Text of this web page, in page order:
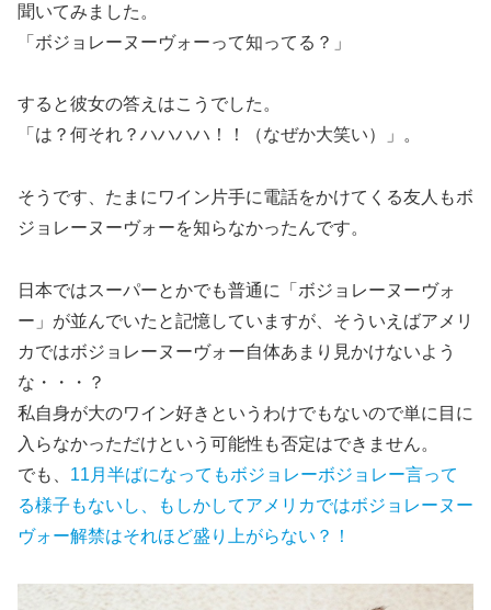
聞いてみました。
「ボジョレーヌーヴォーって知ってる？」
すると彼女の答えはこうでした。
「は？何それ？ハハハハ！！（なぜか大笑い）」。
そうです、 たまにワイン片手に電話をかけてくる友人もボ
ジョレーヌーヴォーを知らなかった んです。
日本ではスーパーとかでも普通に「ボジョレーヌーヴォ
ー」が並んでいたと記憶していますが、そういえばアメリ
カではボジョレーヌーヴォー自体あまり見かけないよう
な・・・？
私自身が大のワイン好きというわけでもないので単に目に
入らなかっただけという可能性も否定はできません。
でも、 11月半ばになってもボジョレーボジョレー言って
る様子もないし、もしかしてアメリカではボジョレーヌー
ヴォー解禁はそれほど盛り上がらない？！